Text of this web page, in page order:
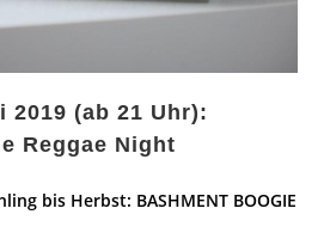
2019 (ab 21 Uhr):
Reggae Night
bis Herbst: BASHMENT BOOGIE